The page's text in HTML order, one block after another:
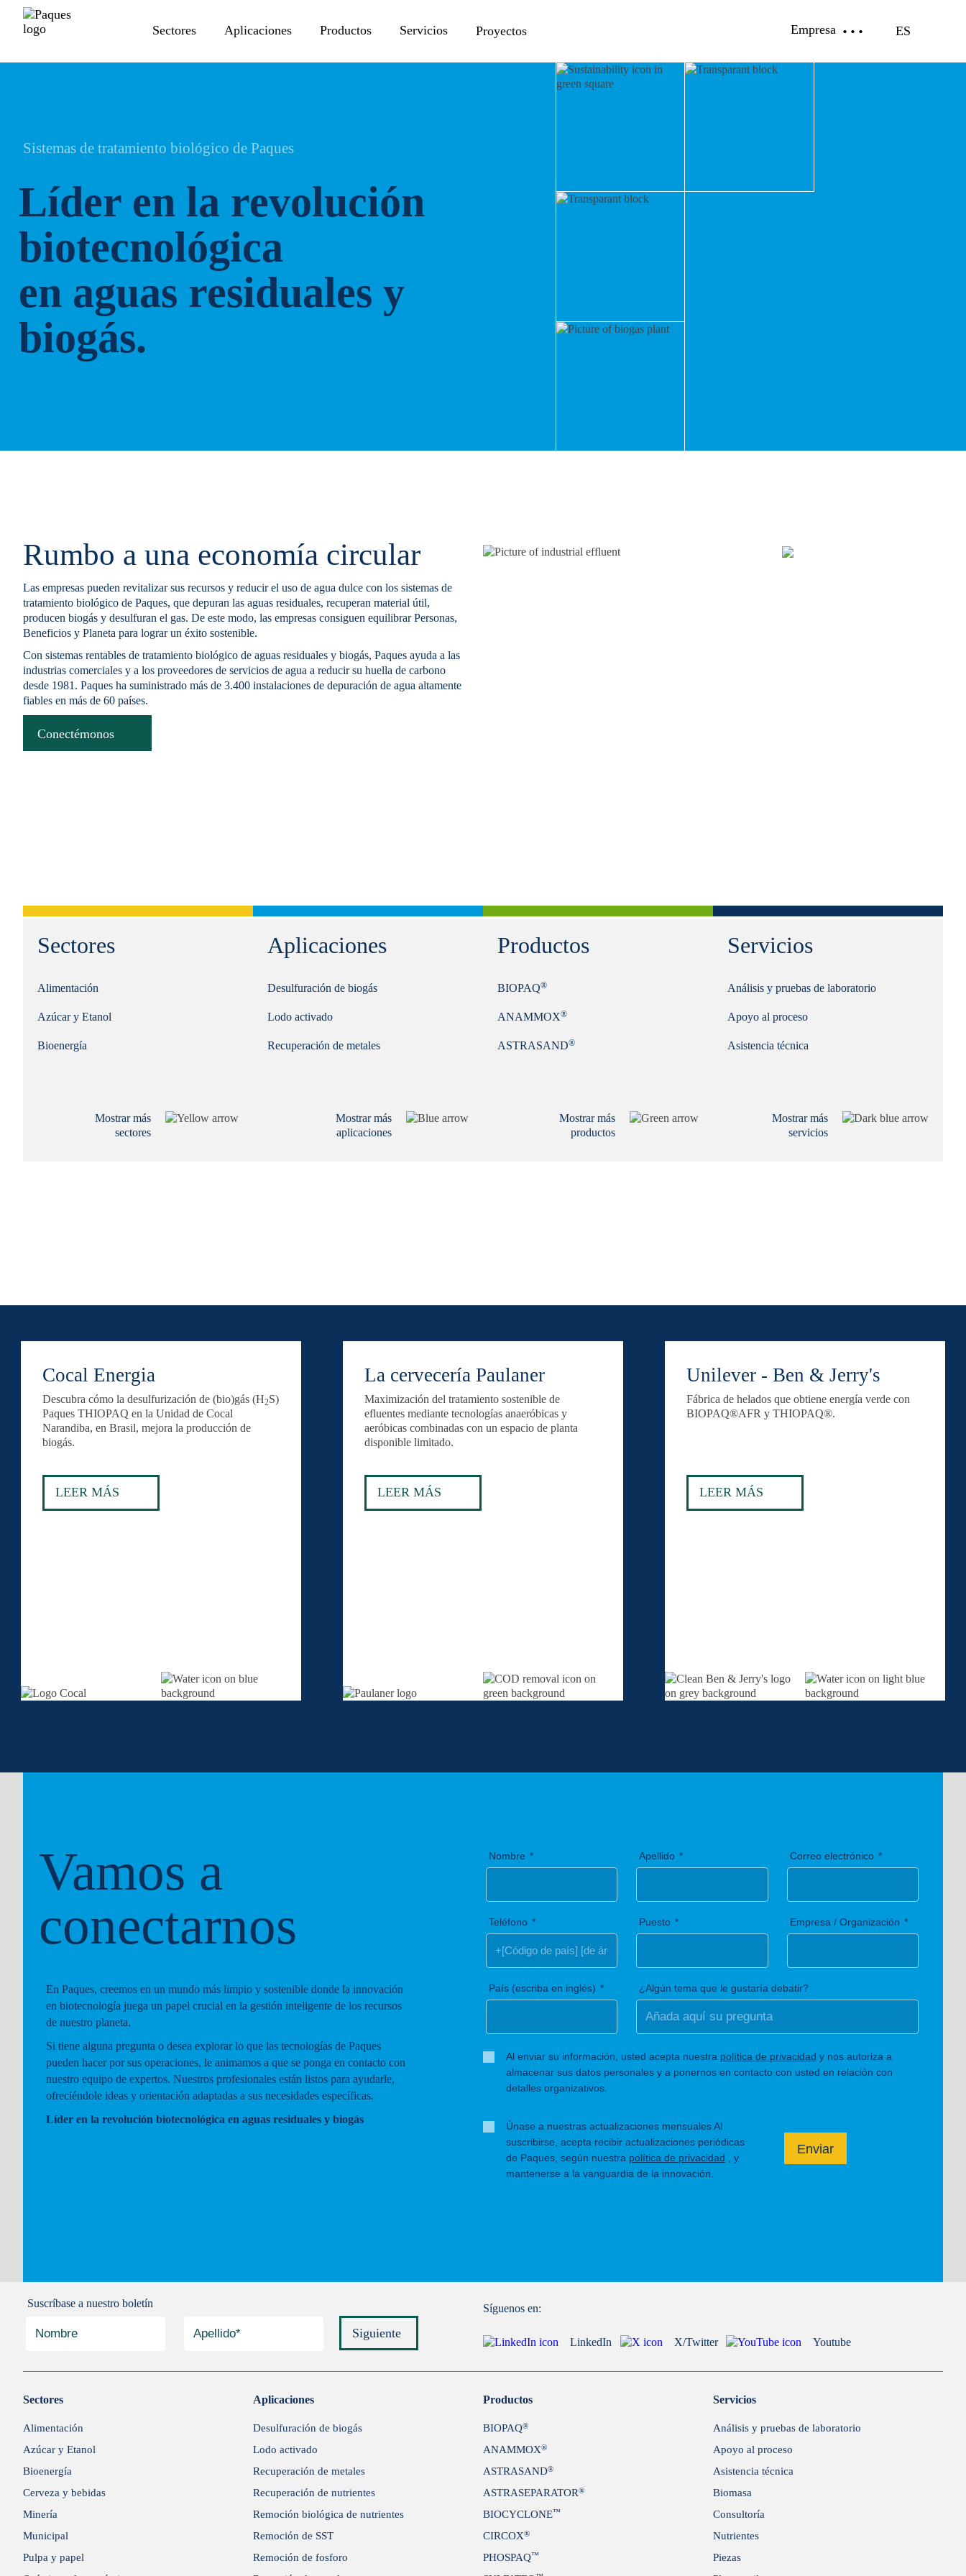
Sectores Aplicaciones Productos Servicios Proyectos Empresa ES
Sistemas de tratamiento biológico de Paques
Líder en la revolución
biotecnológica
en aguas residuales y
biogás.
Rumbo a una economía circular
Las empresas pueden revitalizar sus recursos y reducir el uso de agua dulce con los sistemas de
tratamiento biológico de Paques, que depuran las aguas residuales, recuperan material útil,
producen biogás y desulfuran el gas. De este modo, las empresas consiguen equilibrar Personas,
Beneficios y Planeta para lograr un éxito sostenible.
Con sistemas rentables de tratamiento biológico de aguas residuales y biogás, Paques ayuda a las
industrias comerciales y a los proveedores de servicios de agua a reducir su huella de carbono
desde 1981. Paques ha suministrado más de 3.400 instalaciones de depuración de agua altamente
fiables en más de 60 países.
Conectémonos
Sectores
Alimentación
Azúcar y Etanol
Bioenergía
Mostrar más
sectores
Aplicaciones
Desulfuración de biogás
Lodo activado
Recuperación de metales
Mostrar más
aplicaciones
Productos
BIOPAQ®
ANAMMOX®
ASTRASAND®
Mostrar más
productos
Servicios
Análisis y pruebas de laboratorio
Apoyo al proceso
Asistencia técnica
Mostrar más
servicios
Cocal Energia
Descubra cómo la desulfurización de (bio)gás (H2S)
Paques THIOPAQ en la Unidad de Cocal
Narandiba, en Brasil, mejora la producción de
biogás.
LEER MÁS
La cervecería Paulaner
Maximización del tratamiento sostenible de
efluentes mediante tecnologías anaeróbicas y
aeróbicas combinadas con un espacio de planta
disponible limitado.
LEER MÁS
Unilever - Ben & Jerry's
Fábrica de helados que obtiene energía verde con
BIOPAQ®AFR y THIOPAQ®.
LEER MÁS
Vamos a
conectarnos
En Paques, creemos en un mundo más limpio y sostenible donde la innovación
en biotecnología juega un papel crucial en la gestión inteligente de los recursos
de nuestro planeta.
Si tiene alguna pregunta o desea explorar lo que las tecnologías de Paques
pueden hacer por sus operaciones, le animamos a que se ponga en contacto con
nuestro equipo de expertos. Nuestros profesionales están listos para ayudarle,
ofreciéndole ideas y orientación adaptadas a sus necesidades específicas.
Líder en la revolución biotecnológica en aguas residuales y biogás
Nombre Apellido Correo electrónico
Teléfono Puesto Empresa / Organización
País (escriba en inglés) ¿Algún tema que le gustaría debatir?
Al enviar su información, usted acepta nuestra política de privacidad y nos autoriza a
almacenar sus datos personales y a ponernos en contacto con usted en relación con
detalles organizativos.
Únase a nuestras actualizaciones mensuales Al
suscribirse, acepta recibir actualizaciones periódicas
de Paques, según nuestra política de privacidad
, y
mantenerse a la vanguardia de la innovación.
Enviar
Suscríbase a nuestro boletín
Siguiente
Síguenos en:
LinkedIn X/Twitter Youtube
Sectores
Alimentación
Azúcar y Etanol
Bioenergía
Cerveza y bebidas
Minería
Municipal
Pulpa y papel
Aplicaciones
Desulfuración de biogás
Lodo activado
Recuperación de metales
Recuperación de nutrientes
Remoción biológica de nutrientes
Remoción de SST
Remoción de fosforo
Productos
BIOPAQ®
ANAMMOX®
ASTRASAND®
ASTRASEPARATOR®
BIOCYCLONE™
CIRCOX®
PHOSPAQ™
Servicios
Análisis y pruebas de laboratorio
Apoyo al proceso
Asistencia técnica
Biomasa
Consultoría
Nutrientes
Piezas